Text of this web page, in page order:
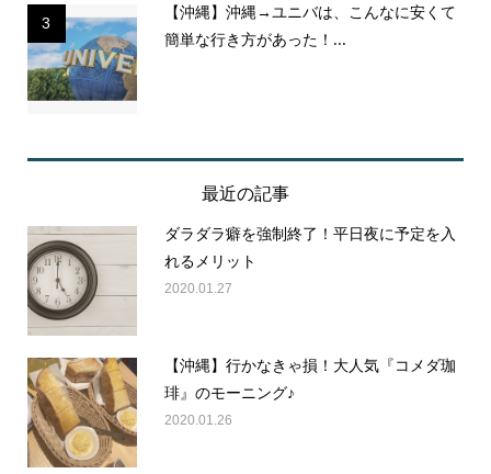
3
【沖縄】沖縄→ユニバは、こんなに安くて
簡単な行き方があった！...
最近の記事
ダラダラ癖を強制終了！平日夜に予定を入
れるメリット
2020.01.27
【沖縄】行かなきゃ損！大人気『コメダ珈
琲』のモーニング♪
2020.01.26